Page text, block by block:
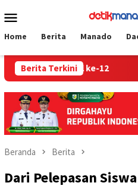
ke
Mobile
Home Berita Manado
Berita Terkini
Nasional ke-12
Beranda Berita
Dari Pelepasan